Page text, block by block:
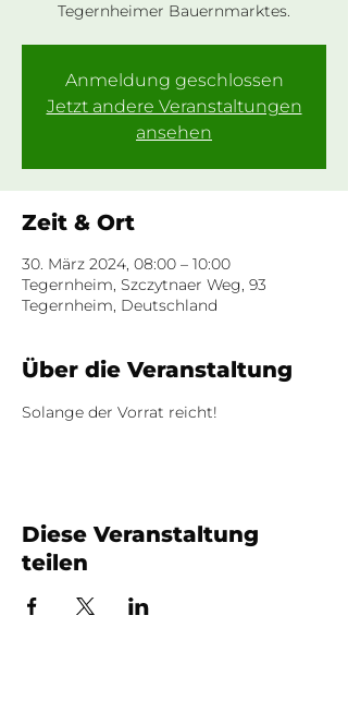
Tegernheimer Bauernmarktes.
Anmeldung geschlossen
Jetzt andere Veranstaltungen
ansehen
Zeit & Ort
30. März 2024, 08:00 – 10:00
Tegernheim, Szczytnaer Weg, 93
Tegernheim, Deutschland
Über die Veranstaltung
Solange der Vorrat reicht!
Diese Veranstaltung
teilen